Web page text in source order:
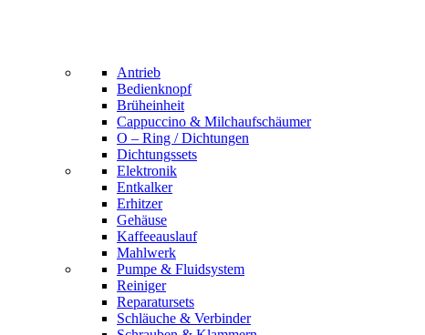
Antrieb
Bedienknopf
Brüheinheit
Cappuccino & Milchaufschäumer
O – Ring / Dichtungen
Dichtungssets
Elektronik
Entkalker
Erhitzer
Gehäuse
Kaffeeauslauf
Mahlwerk
Pumpe & Fluidsystem
Reiniger
Reparatursets
Schläuche & Verbinder